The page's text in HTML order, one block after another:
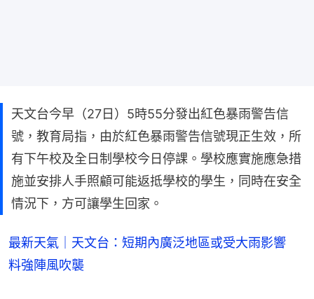
天文台今早（27日）5時55分發出紅色暴雨警告信
號，教育局指，由於紅色暴雨警告信號現正生效，所
有下午校及全日制學校今日停課。學校應實施應急措
施並安排人手照顧可能返抵學校的學生，同時在安全
情況下，方可讓學生回家。
最新天氣｜天文台：短期內廣泛地區或受大雨影響
料強陣風吹襲